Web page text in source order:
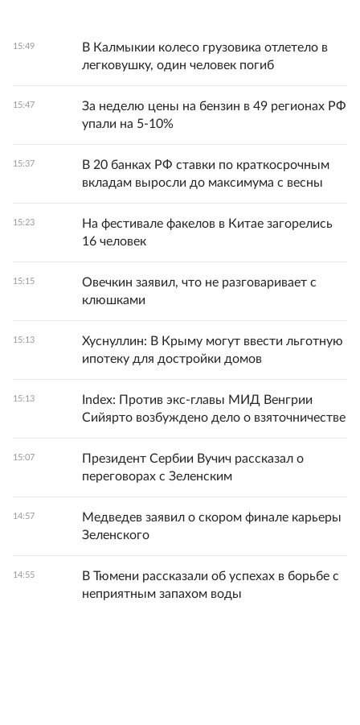
15:49
В Калмыкии колесо грузовика отлетело в
легковушку, один человек погиб
15:47
За неделю цены на бензин в 49 регионах РФ
упали на 5-10%
15:37
В 20 банках РФ ставки по краткосрочным
вкладам выросли до максимума с весны
15:23
На фестивале факелов в Китае загорелись
16 человек
15:15
Овечкин заявил, что не разговаривает с
клюшками
15:13
Хуснуллин: В Крыму могут ввести льготную
ипотеку для достройки домов
15:13
Index: Против экс-главы МИД Венгрии
Сийярто возбуждено дело о взяточничестве
15:07
Президент Сербии Вучич рассказал о
переговорах с Зеленским
14:57
Медведев заявил о скором финале карьеры
Зеленского
14:55
В Тюмени рассказали об успехах в борьбе с
неприятным запахом воды